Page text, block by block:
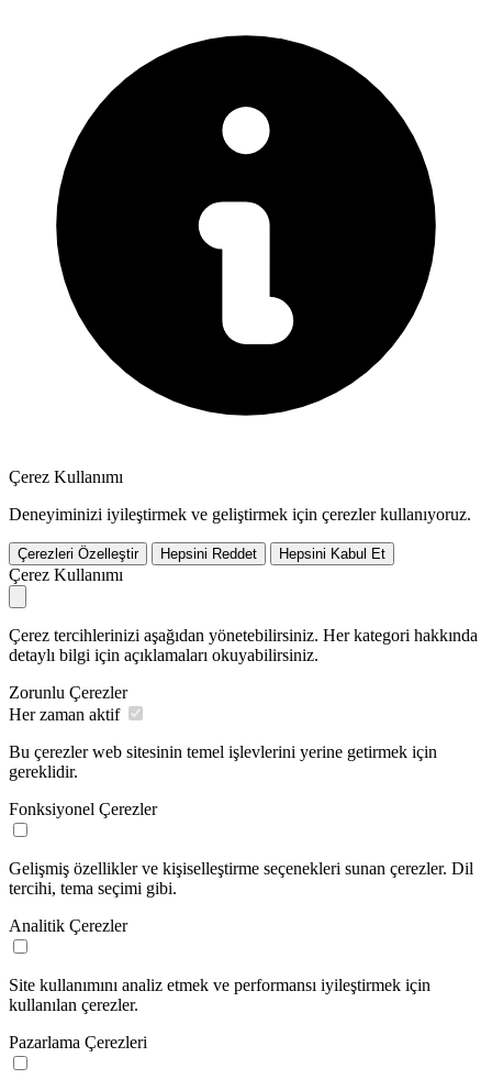
Çerez Kullanımı
Deneyiminizi iyileştirmek ve geliştirmek için çerezler kullanıyoruz.
Çerezleri Özelleştir Hepsini Reddet Hepsini Kabul Et
Çerez Kullanımı
Çerez tercihlerinizi aşağıdan yönetebilirsiniz. Her kategori hakkında
detaylı bilgi için açıklamaları okuyabilirsiniz.
Zorunlu Çerezler
Her zaman aktif
Bu çerezler web sitesinin temel işlevlerini yerine getirmek için
gereklidir.
Fonksiyonel Çerezler
Gelişmiş özellikler ve kişiselleştirme seçenekleri sunan çerezler. Dil
tercihi, tema seçimi gibi.
Analitik Çerezler
Site kullanımını analiz etmek ve performansı iyileştirmek için
kullanılan çerezler.
Pazarlama Çerezleri